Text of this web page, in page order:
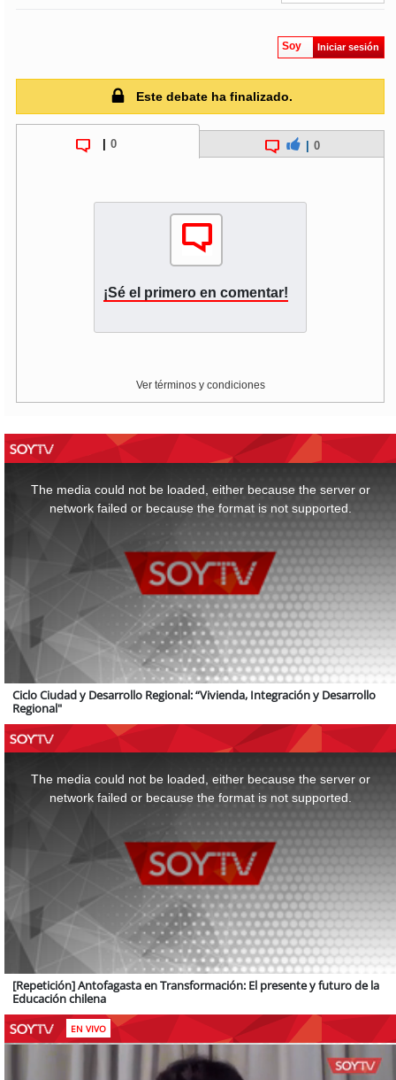
Soy Iniciar sesión
Este debate ha finalizado.
0 0
¡Sé el primero en comentar!
Ver términos y condiciones
The media could not be loaded, either because the server or
network failed or because the format is not supported.
Ciclo Ciudad y Desarrollo Regional: “Vivienda, Integración y Desarrollo
Regional"
The media could not be loaded, either because the server or
network failed or because the format is not supported.
[Repetición] Antofagasta en Transformación: El presente y futuro de la
Educación chilena
EN VIVO